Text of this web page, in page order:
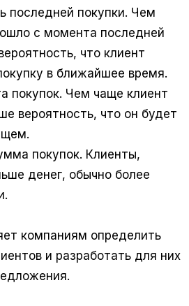
последней покупки. Чем
с момента последней
что клиент
в ближайшее время.
покупок. Чем чаще клиент
вероятность, что он будет
покупок. Клиенты,
денег, обычно более
компаниям определить
и разработать для них